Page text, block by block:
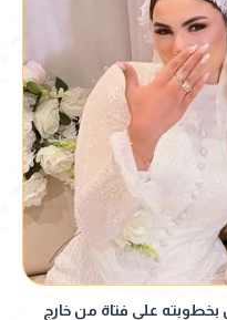
على فتاة من خارج